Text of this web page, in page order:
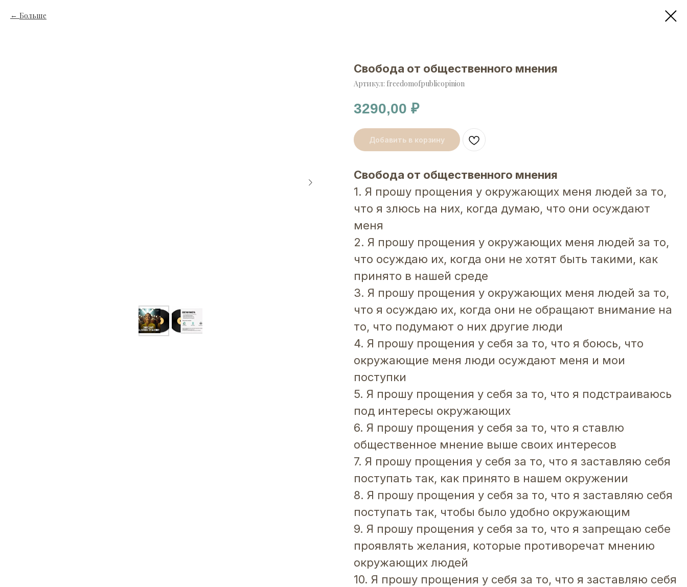
Больше
Свобода от общественного мнения
Артикул: freedomofpublicopinion
3290,00 ₽
Добавить в корзину
Свобода от общественного мнения
1. Я прошу прощения у окружающих меня людей за то,
что я злюсь на них, когда думаю, что они осуждают
меня
2. Я прошу прощения у окружающих меня людей за то,
что осуждаю их, когда они не хотят быть такими, как
принято в нашей среде
3. Я прошу прощения у окружающих меня людей за то,
что я осуждаю их, когда они не обращают внимание на
то, что подумают о них другие люди
4. Я прошу прощения у себя за то, что я боюсь, что
окружающие меня люди осуждают меня и мои
поступки
5. Я прошу прощения у себя за то, что я подстраиваюсь
под интересы окружающих
6. Я прошу прощения у себя за то, что я ставлю
общественное мнение выше своих интересов
7. Я прошу прощения у себя за то, что я заставляю себя
поступать так, как принято в нашем окружении
8. Я прошу прощения у себя за то, что я заставляю себя
поступать так, чтобы было удобно окружающим
9. Я прошу прощения у себя за то, что я запрещаю себе
проявлять желания, которые противоречат мнению
окружающих людей
10. Я прошу прощения у себя за то, что я заставляю себя